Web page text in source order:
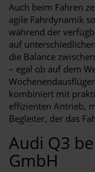
Auch beim Fahren
agile Fahrdynamik
während der
auf
die Balance
– egal ob auf dem
kombiniert mit
effizienten Antrieb,
Begleiter, der das
Audi Q3
GmbH